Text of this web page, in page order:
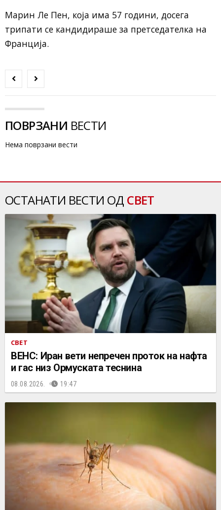
Марин Ле Пен, која има 57 години, досега
трипати се кандидираше за претседателка на
Франција.
ПОВРЗАНИ ВЕСТИ
Нема поврзани вести
ОСТАНАТИ ВЕСТИ ОД СВЕТ
СВЕТ
ВЕНС: Иран вети непречен проток на нафта
и гас низ Ормуската теснина
08.08.2026. 19:47